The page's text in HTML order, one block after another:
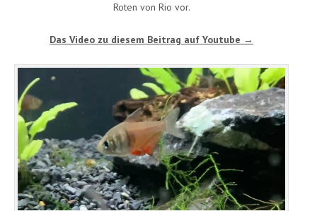
Roten von Rio vor.
Das Video zu diesem Beitrag auf Youtube →